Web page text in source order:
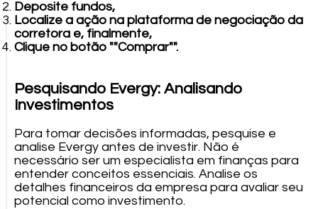
Deposite fundos,
Localize a ação na plataforma de negociação da
corretora e, finalmente,
Clique no botão ""Comprar"".
Pesquisando Evergy: Analisando
Investimentos
Para tomar decisões informadas, pesquise e
analise Evergy antes de investir. Não é
necessário ser um especialista em finanças para
entender conceitos essenciais. Analise os
detalhes financeiros da empresa para avaliar seu
potencial como investimento.